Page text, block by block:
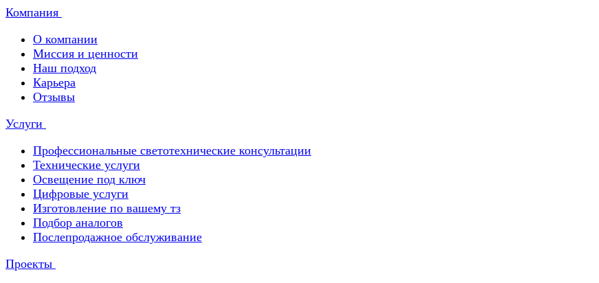
Компания
О компании
Миссия и ценности
Наш подход
Карьера
Отзывы
Услуги
Профессиональные светотехнические консультации
Технические услуги
Освещение под ключ
Цифровые услуги
Изготовление по вашему тз
Подбор аналогов
Послепродажное обслуживание
Проекты